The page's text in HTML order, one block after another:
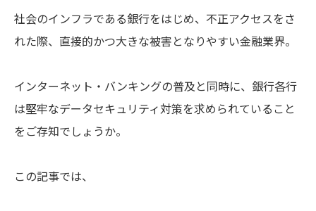
社会のインフラである銀行をはじめ、不正アクセスをさ
れた際、直接的かつ大きな被害となりやすい金融業界。
インターネット・バンキングの普及と同時に、銀行各行
は堅牢なデータセキュリティ対策を求められていること
をご存知でしょうか。
この記事では、